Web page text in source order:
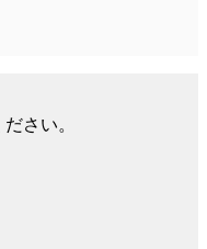
さい。